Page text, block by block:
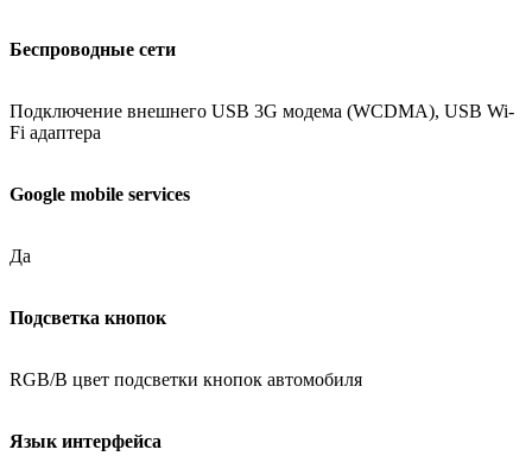
Беспроводные сети
Подключение внешнего USB 3G модема (WCDMA), USB Wi-
Fi адаптера
Google mobile services
Да
Подсветка кнопок
RGB/В цвет подсветки кнопок автомобиля
Язык интерфейса